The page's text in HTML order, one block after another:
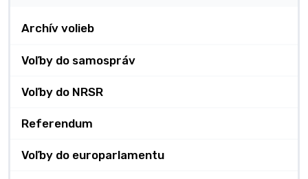
Archív volieb
Voľby do samospráv
Voľby do NRSR
Referendum
Voľby do europarlamentu